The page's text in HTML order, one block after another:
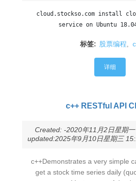
cloud.stockso.com install
service on Ubuntu
标签: 股票编程
详细
c++ RESTful API
Created: -2020年11月2日星期
updated:2025年9月10日星期三
c++Demonstrates a very simple
get a stock time series daily